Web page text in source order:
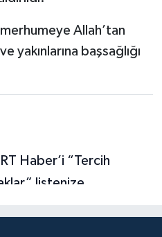
Allah’tan
yakınlarına başsağlığı